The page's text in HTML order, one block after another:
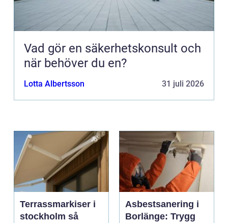
Vad gör en säkerhetskonsult och
när behöver du en?
Lotta Albertsson 31 juli 2026
Terrassmarkiser i
stockholm så
Asbestsanering i
Borlänge: Trygg